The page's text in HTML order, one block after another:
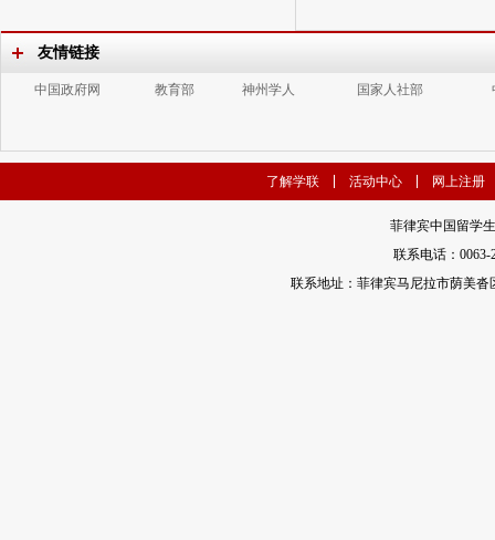
友情链接
中国政府网 教育部 神州学人 国家人社部
了解学联 活动中心 网上注册
菲律宾中国留学
联系电话：0063-
联系地址：菲律宾马尼拉市荫美沓